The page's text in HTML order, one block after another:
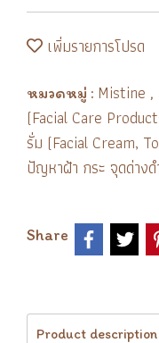
เพิ่มรายการโปรด
หมวดหมู่ : Mistine ,
(Facial Care
รั่ม (Facial Cream,
ปัญหาฝ้า กระ จุดด่าง
Share
Product description